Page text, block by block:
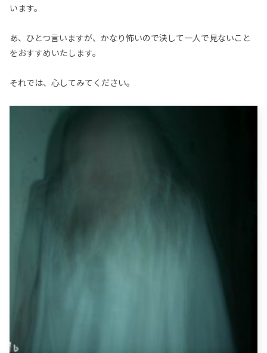
います。
あ、ひとつ言いますが、かなり怖いので決して一人で見ないこと
をおすすめいたします。
それでは、心してみてください。